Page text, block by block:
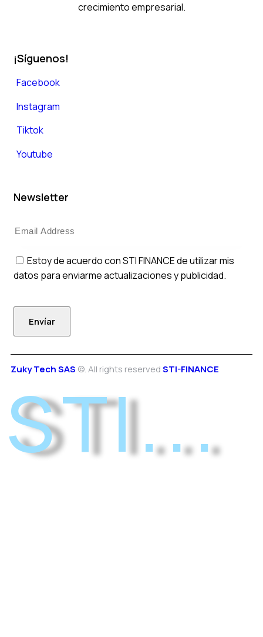
crecimiento empresarial.
¡Síguenos!
Facebook
Instagram
Tiktok
Youtube
Newsletter
Estoy de acuerdo con STI FINANCE de utilizar mis
datos para enviarme actualizaciones y publicidad.
Zuky Tech SAS ©. All rights reservedSTI-FINANCE
S T I . . .